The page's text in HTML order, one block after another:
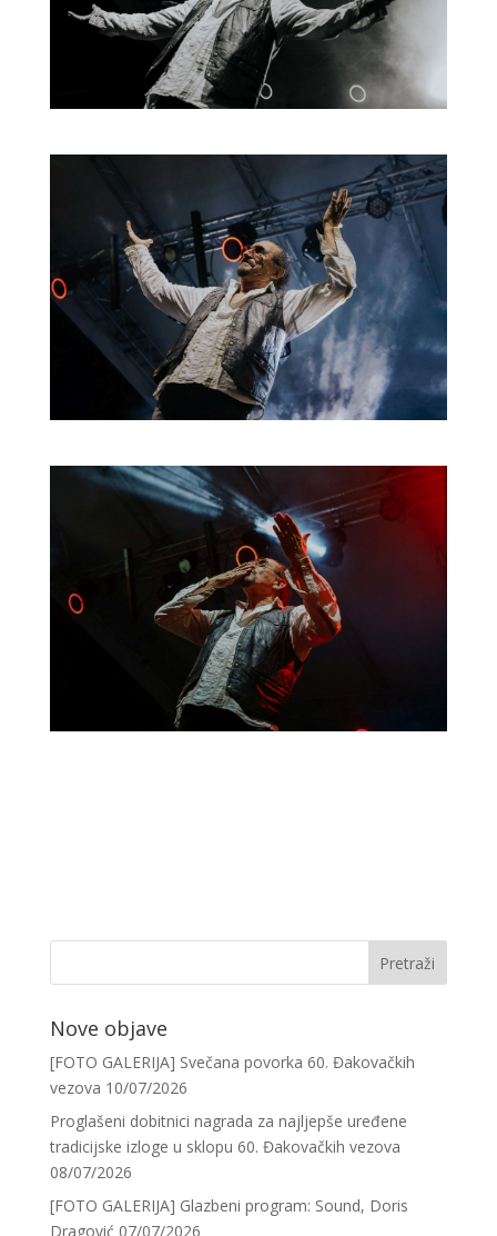
Nove objave
[FOTO GALERIJA] Svečana povorka 60. Đakovačkih
vezova 10/07/2026
Proglašeni dobitnici nagrada za najljepše uređene
tradicijske izloge u sklopu 60. Đakovačkih vezova
08/07/2026
[FOTO GALERIJA] Glazbeni program: Sound, Doris
Dragović 07/07/2026